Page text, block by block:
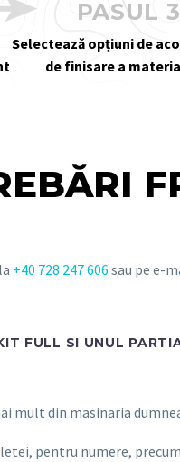
PASUL 3
Selectează opțiuni de
de finisare a
+40 728 247 606sau pe e-
FULL SI UNUL
mult din masinaria
pentru numere,